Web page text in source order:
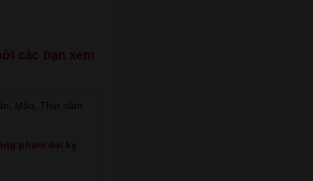
các bạn xem
Mão, Thìn năm
phạm đại kỵ